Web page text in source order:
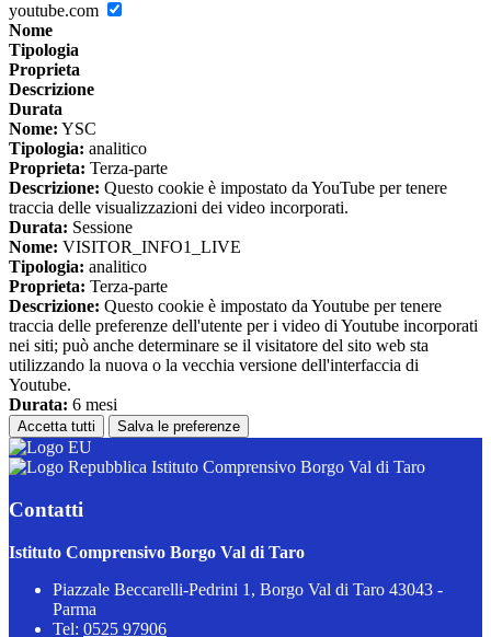
youtube.com
Nome
Tipologia
Proprieta
Descrizione
Durata
Nome: YSC
Tipologia: analitico
Proprieta: Terza-parte
Descrizione: Questo cookie è impostato da YouTube per tenere
traccia delle visualizzazioni dei video incorporati.
Durata: Sessione
Nome: VISITOR_INFO1_LIVE
Tipologia: analitico
Proprieta: Terza-parte
Descrizione: Questo cookie è impostato da Youtube per tenere
traccia delle preferenze dell'utente per i video di Youtube incorporati
nei siti; può anche determinare se il visitatore del sito web sta
utilizzando la nuova o la vecchia versione dell'interfaccia di
Youtube.
Durata: 6 mesi
Accetta tutti Salva le preferenze
Istituto Comprensivo Borgo Val di Taro
Contatti
Istituto Comprensivo Borgo Val di Taro
Piazzale Beccarelli-Pedrini 1, Borgo Val di Taro 43043 -
Parma
Tel: 0525 97906